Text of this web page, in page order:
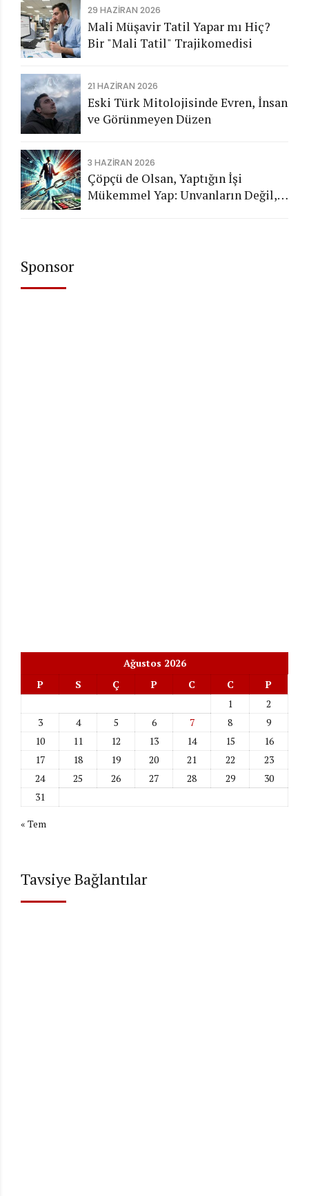
29 HAZIRAN 2026
Mali Müşavir Tatil Yapar mı Hiç?
Bir "Mali Tatil" Trajikomedisi
21 HAZIRAN 2026
Eski Türk Mitolojisinde Evren, İnsan
ve Görünmeyen Düzen
3 HAZIRAN 2026
Çöpçü de Olsan, Yaptığın İşi
Mükemmel Yap: Unvanların Değil,
Sponsor
Ağustos 2026
P
S Ç P C C
P
1
2
3
4 5 6 7 8
9
10
11 12 13 14 15
16
17
18 19 20 21 22
23
24
25 26 27 28 29
30
31
« Tem
Tavsiye Bağlantılar